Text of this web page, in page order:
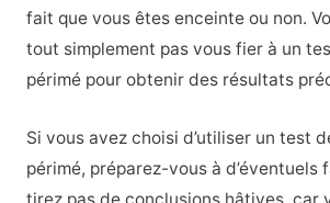
fait que vous êtes enceinte ou non.
tout simplement pas vous fier à un
périmé pour obtenir des résultats
Si vous avez choisi d’utiliser un test
périmé, préparez-vous à d’éventuels